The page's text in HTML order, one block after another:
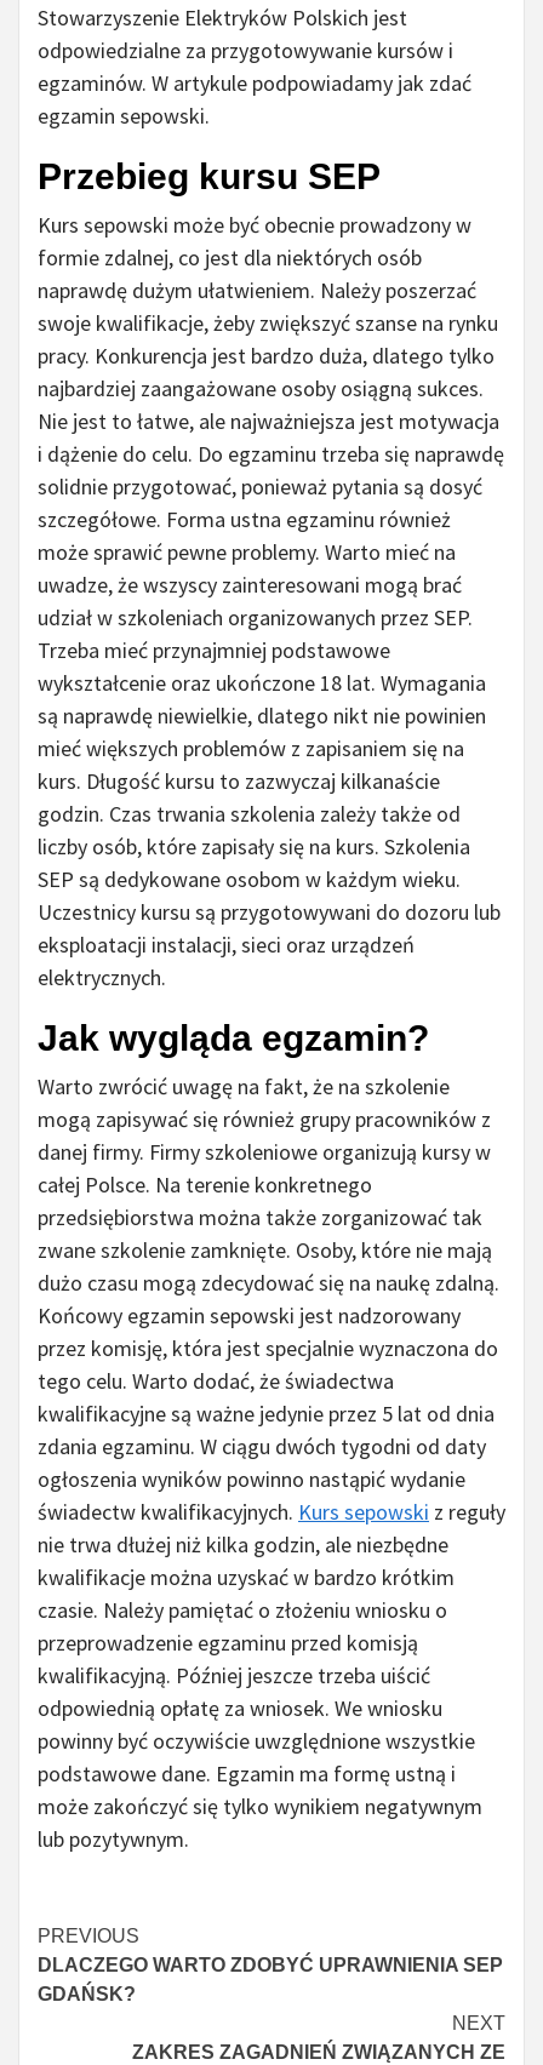
Stowarzyszenie Elektryków Polskich jest
odpowiedzialne za przygotowywanie kursów i
egzaminów. W artykule podpowiadamy jak zdać
egzamin sepowski.
Przebieg kursu SEP
Kurs sepowski może być obecnie prowadzony w
formie zdalnej, co jest dla niektórych osób
naprawdę dużym ułatwieniem. Należy poszerzać
swoje kwalifikacje, żeby zwiększyć szanse na rynku
pracy. Konkurencja jest bardzo duża, dlatego tylko
najbardziej zaangażowane osoby osiągną sukces.
Nie jest to łatwe, ale najważniejsza jest motywacja
i dążenie do celu. Do egzaminu trzeba się naprawdę
solidnie przygotować, ponieważ pytania są dosyć
szczegółowe. Forma ustna egzaminu również
może sprawić pewne problemy. Warto mieć na
uwadze, że wszyscy zainteresowani mogą brać
udział w szkoleniach organizowanych przez SEP.
Trzeba mieć przynajmniej podstawowe
wykształcenie oraz ukończone 18 lat. Wymagania
są naprawdę niewielkie, dlatego nikt nie powinien
mieć większych problemów z zapisaniem się na
kurs. Długość kursu to zazwyczaj kilkanaście
godzin. Czas trwania szkolenia zależy także od
liczby osób, które zapisały się na kurs. Szkolenia
SEP są dedykowane osobom w każdym wieku.
Uczestnicy kursu są przygotowywani do dozoru lub
eksploatacji instalacji, sieci oraz urządzeń
elektrycznych.
Jak wygląda egzamin?
Warto zwrócić uwagę na fakt, że na szkolenie
mogą zapisywać się również grupy pracowników z
danej firmy. Firmy szkoleniowe organizują kursy w
całej Polsce. Na terenie konkretnego
przedsiębiorstwa można także zorganizować tak
zwane szkolenie zamknięte. Osoby, które nie mają
dużo czasu mogą zdecydować się na naukę zdalną.
Końcowy egzamin sepowski jest nadzorowany
przez komisję, która jest specjalnie wyznaczona do
tego celu. Warto dodać, że świadectwa
kwalifikacyjne są ważne jedynie przez 5 lat od dnia
zdania egzaminu. W ciągu dwóch tygodni od daty
ogłoszenia wyników powinno nastąpić wydanie
świadectw kwalifikacyjnych. Kurs sepowski z reguły
nie trwa dłużej niż kilka godzin, ale niezbędne
kwalifikacje można uzyskać w bardzo krótkim
czasie. Należy pamiętać o złożeniu wniosku o
przeprowadzenie egzaminu przed komisją
kwalifikacyjną. Później jeszcze trzeba uiścić
odpowiednią opłatę za wniosek. We wniosku
powinny być oczywiście uwzględnione wszystkie
podstawowe dane. Egzamin ma formę ustną i
może zakończyć się tylko wynikiem negatywnym
lub pozytywnym.
Continue
Reading
PREVIOUS
DLACZEGO WARTO ZDOBYĆ UPRAWNIENIA SEP
GDAŃSK?
NEXT
ZAKRES ZAGADNIEŃ ZWIĄZANYCH ZE